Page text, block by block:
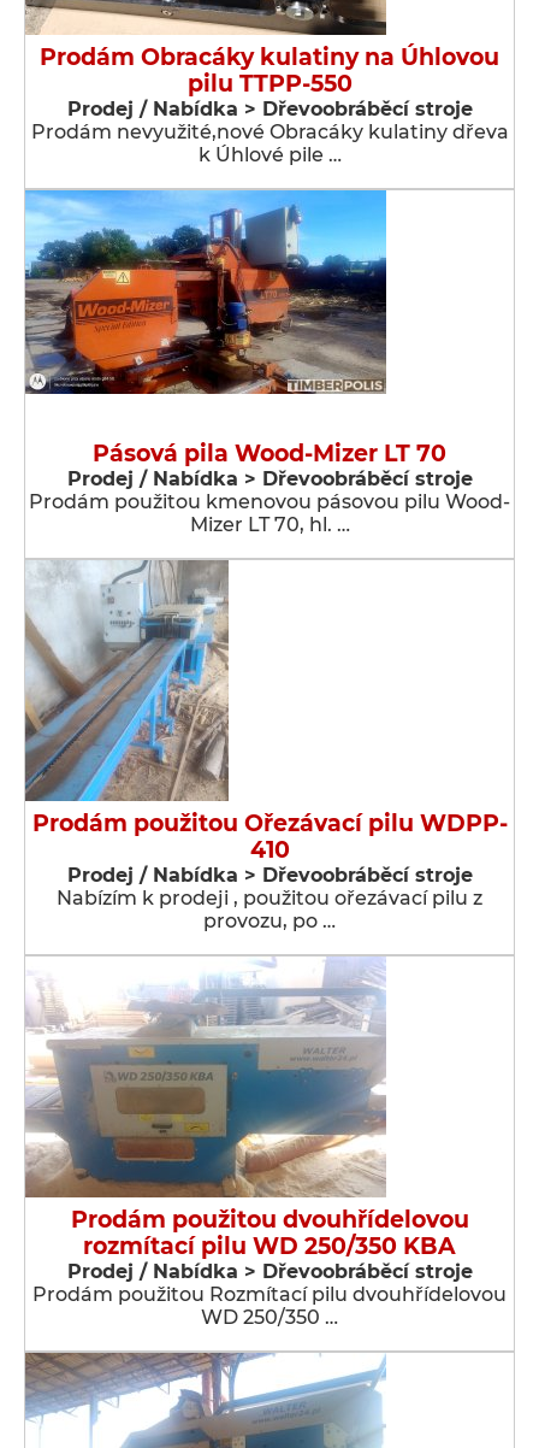
Prodám Obracáky kulatiny na Úhlovou
pilu TTPP-550
Prodej / Nabídka > Dřevoobráběcí stroje
Prodám nevyužité,nové Obracáky kulatiny dřeva
k Úhlové pile …
Pásová pila Wood-Mizer LT 70
Prodej / Nabídka > Dřevoobráběcí stroje
Prodám použitou kmenovou pásovou pilu Wood-
Mizer LT 70, hl. …
Prodám použitou Ořezávací pilu WDPP-
410
Prodej / Nabídka > Dřevoobráběcí stroje
Nabízím k prodeji , použitou ořezávací pilu z
provozu, po …
Prodám použitou dvouhřídelovou
rozmítací pilu WD 250/350 KBA
Prodej / Nabídka > Dřevoobráběcí stroje
Prodám použitou Rozmítací pilu dvouhřídelovou
WD 250/350 …